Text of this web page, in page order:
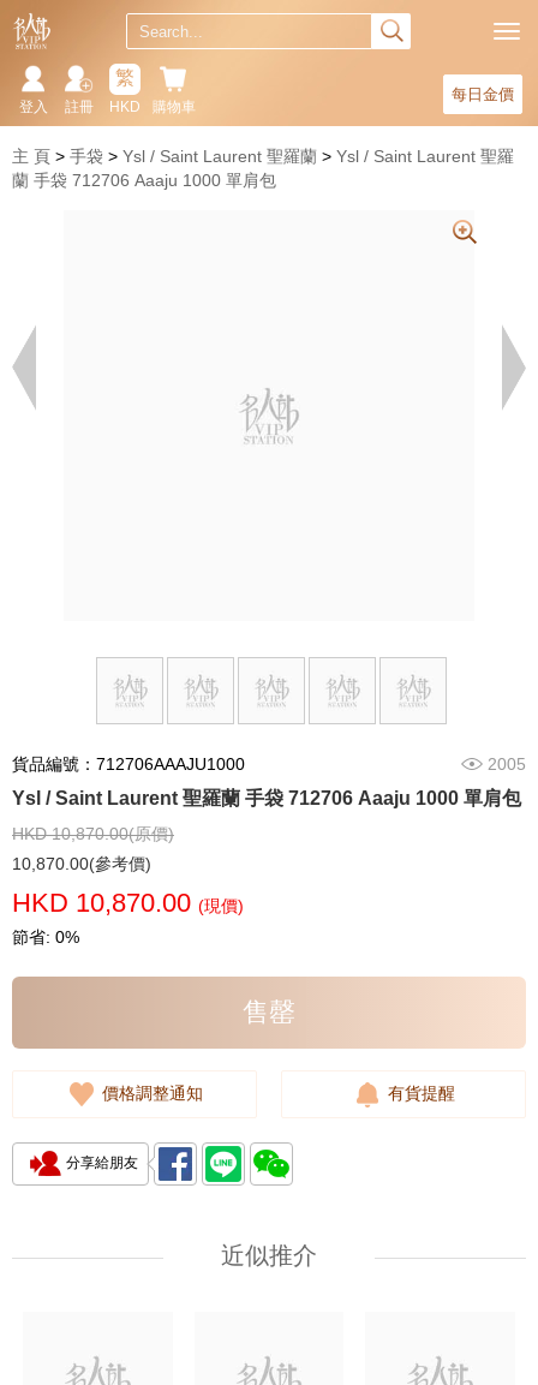
每日金價
購物車
繁
HKD
註冊
登入
主 頁 手袋 Ysl / Saint Laurent 聖羅蘭
Ysl / Saint Laurent 聖羅
蘭 手袋 712706 Aaaju 1000 單肩包
貨品編號：712706AAAJU1000 2005
Ysl / Saint Laurent 聖羅蘭 手袋 712706 Aaaju 1000 單肩包
HKD 10,870.00(原價)
10,870.00(參考價)
HKD 10,870.00 (現價)
節省: 0%
售罄
價格調整通知 有貨提醒
分享給朋友
近似推介